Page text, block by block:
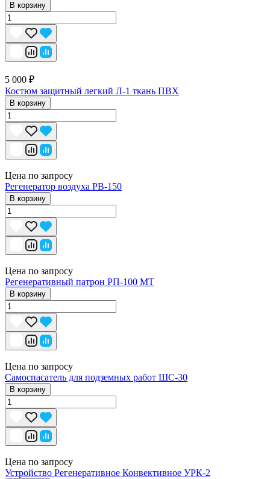
В корзину
5 000 ₽
Костюм защитный легкий Л-1 ткань ПВХ
В корзину
Цена по запросу
Регенератор воздуха РВ-150
В корзину
Цена по запросу
Регенеративный патрон РП-100 МТ
В корзину
Цена по запросу
Самоспасатель для подземных работ ШС-30
В корзину
Цена по запросу
Устройство Регенеративное Конвективное УРК-2